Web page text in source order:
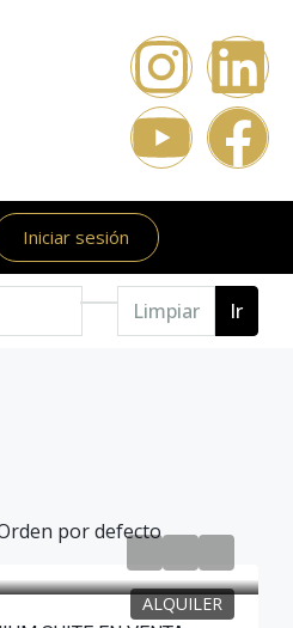
Iniciar sesión
Limpiar Ir
ALQUILER